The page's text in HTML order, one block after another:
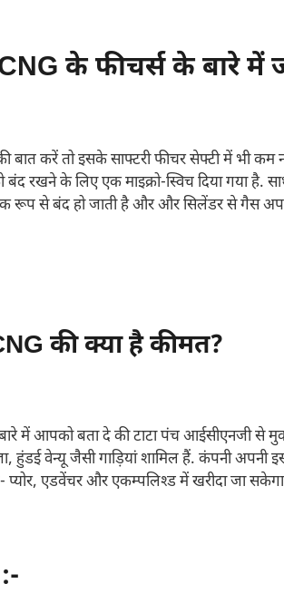
के फीचर्स के बारे में
करें तो इसके साफ्टरी फीचर सेफ्टी में भी कम
रखने के लिए एक माइक्रो-स्विच दिया गया है.
रूप से बंद हो जाती है और और सिलेंडर से गैस
की क्या है कीमत?
में आपको बता दे की टाटा पंच आईसीएनजी से
हुंडई वेन्यू जैसी गाड़ियां शामिल हैं. कंपनी
प्योर, एडवेंचर और एकम्पलिश्ड में खरीदा जा